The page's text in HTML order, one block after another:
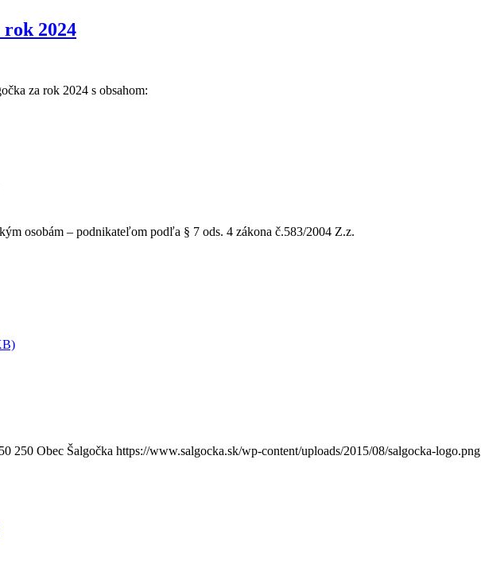
rok 2024
za rok 2024 s obsahom:
osobám – podnikateľom podľa § 7 ods. 4 zákona č.583/2004 Z.z.
250 Obec Šalgočka https://www.salgocka.sk/wp-content/uploads/2015/08/salgocka-logo.png